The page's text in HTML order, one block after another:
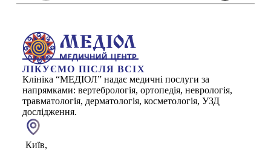
ЛІКУЄМО ПІСЛЯ ВСІХ
Клініка “МЕДІОЛ” надає медичні послуги за
напрямками: вертебрологія, ортопедія, неврологія,
травматологія, дерматологія, косметологія, УЗД
дослідження.
Київ,